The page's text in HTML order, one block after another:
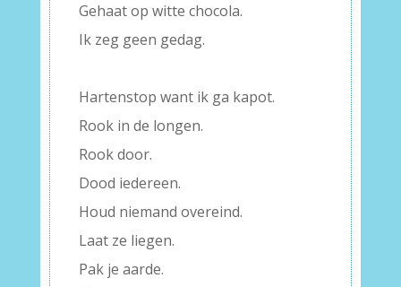
Gehaat op witte chocola.
Ik zeg geen gedag.
Hartenstop want ik ga kapot.
Rook in de longen.
Rook door.
Dood iedereen.
Houd niemand overeind.
Laat ze liegen.
Pak je aarde.